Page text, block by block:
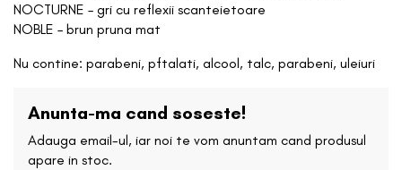
NOCTURNE – gri cu reflexii scanteietoare
NOBLE – brun pruna mat
Nu contine: parabeni, pftalati, alcool, talc, parabeni, uleiuri
Anunta-ma cand soseste!
Adauga email-ul, iar noi te vom anuntam cand produsul
apare in stoc.